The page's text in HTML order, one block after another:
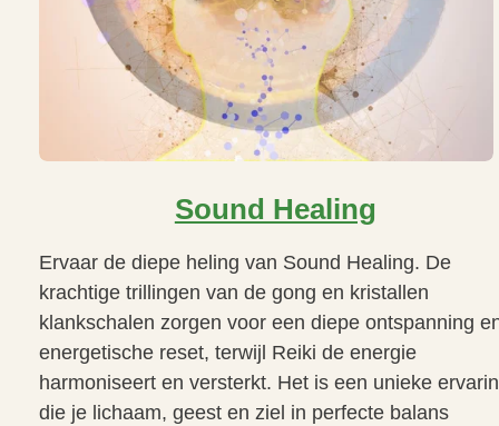
Sound Healing
Ervaar de diepe heling van Sound Healing. De
krachtige trillingen van de gong en kristallen
klankschalen zorgen voor een diepe ontspanning
energetische reset, terwijl Reiki de energie
harmoniseert en versterkt. Het is een unieke
die je lichaam, geest en ziel in perfecte balans